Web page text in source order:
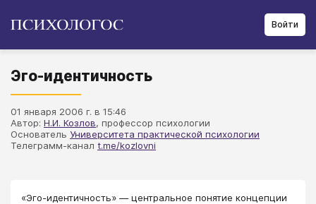
Войти
Эго-идентичность
01 января 2006 г. в 15:46
Автор: Н.И. Козлов, профессор психологии
Основатель Университета практической психологии
Телеграмм-канал t.me/kozlovni
​​​​​​«Эго-идентичность» — центральное понятие концепции